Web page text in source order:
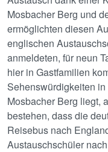
Mosbacher Berg und
ermöglichten diesen
englischen
anmeldeten, für neun
hier in Gastfamilien
Sehenswürdigkeiten
Mosbacher Berg liegt,
bestehen, dass die
Reisebus nach
Austauschschüler